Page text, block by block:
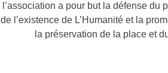
l’association a pour but la défense
de l’existence de L’Humanité et la
la préservation de la place et